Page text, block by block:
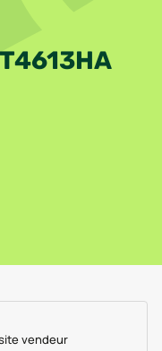
vendeur